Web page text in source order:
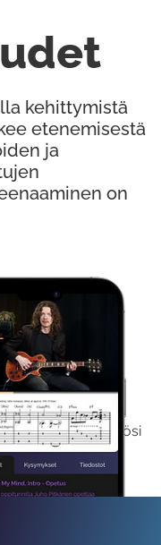
käyttöösi
kehittymistä
etenemisestä
ja
on